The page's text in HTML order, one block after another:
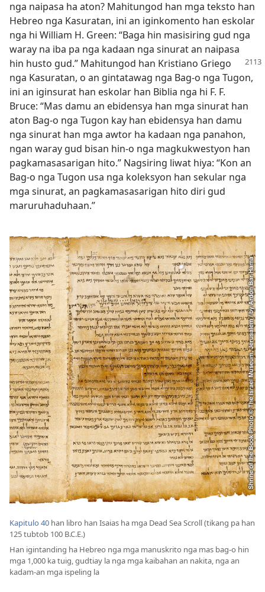
nga naipasa ha aton? Mahitungod han mga teksto han
Hebreo nga Kasuratan, ini an iginkomento han eskolar
nga hi William H. Green: “Baga hin masisiring gud nga
waray na iba pa nga kadaan nga sinurat an naipasa
hin husto gud.” Mahitungod han Kristiano Griego
nga Kasuratan, o an gintatawag nga Bag-o nga Tugon,
ini an iginsurat han eskolar han Biblia nga hi F. F.
Bruce: “Mas damu an ebidensya han mga sinurat han
aton Bag-o nga Tugon kay han ebidensya han damu
nga sinurat han mga awtor ha kadaan nga panahon,
ngan waray gud bisan hin-o nga magkukwestyon han
pagkamasasarigan hito.” Nagsiring liwat hiya: “Kon an
Bag-o nga Tugon usa nga koleksyon han sekular nga
mga sinurat, an pagkamasasarigan hito diri gud
maruruhaduhaan.”
Kapitulo 40 han libro han Isaias ha mga Dead Sea Scroll (tikang pa han
125 tubtob 100 B.C.E.)
Han igintanding ha Hebreo nga mga manuskrito nga mas bag-o hin
mga 1,000 ka tuig, gudtiay la nga mga kaibahan an nakita, nga an
kadam-an mga ispeling la